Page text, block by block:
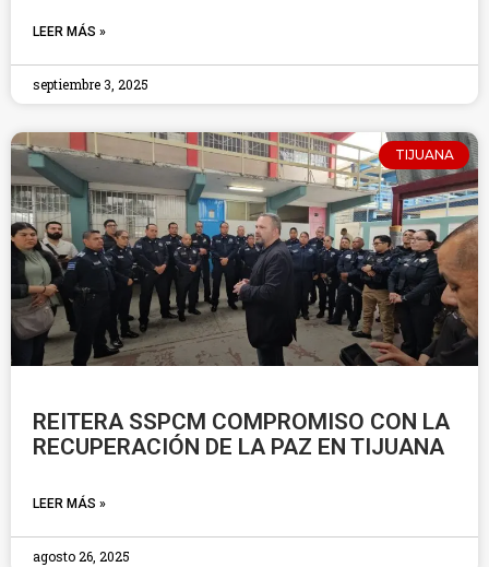
LEER MÁS »
septiembre 3, 2025
TIJUANA
REITERA SSPCM COMPROMISO CON LA
RECUPERACIÓN DE LA PAZ EN TIJUANA
LEER MÁS »
agosto 26, 2025